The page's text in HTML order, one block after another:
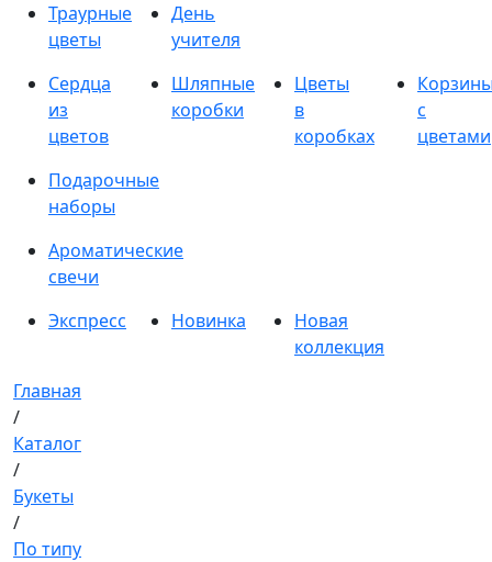
Траурные
цветы
День
учителя
Сердца
из
цветов
Шляпные
коробки
Цветы
в
коробках
с
цветами
Подарочные
наборы
Ароматические
свечи
Экспресс
Новинка
Новая
коллекция
Главная
/
Каталог
/
Букеты
/
По типу